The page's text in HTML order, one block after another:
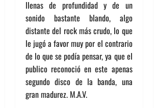
llenas de profundidad y de un
sonido bastante blando, algo
distante del rock más crudo, lo que
le jugó a favor muy por el contrario
de lo que se podía pensar, ya que el
publico reconoció en este apenas
segundo disco de la banda, una
gran madurez. M.A.V.